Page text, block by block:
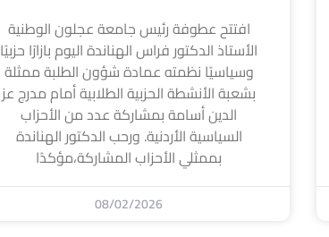
افتتح عطوفة رئيس جامعة عجلون الوطنية
الأستاذ الدكتور فراس الهناندة اليوم بازارًا حزبيًا
وسياسيًا نظمته عمادة شؤون الطلبة ممثلة
بشعبة الأنشطة الحزبية الطلابية أمام مدرج عز
الدين أسامة بمشاركة عدد من الأحزاب
السياسية الأردنية. ورحب الدكتور الهناندة
بممثلي الأحزاب المشاركة،مؤكدًا
08/02/2026